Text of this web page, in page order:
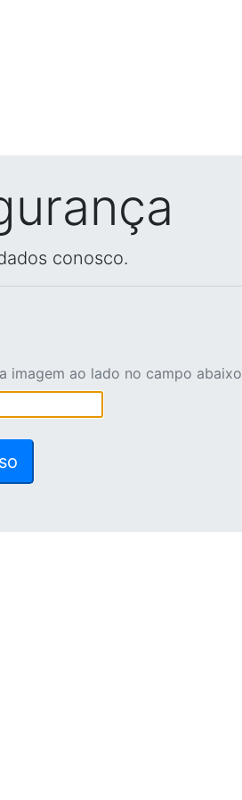
conosco.
imagem ao lado no campo abaixo